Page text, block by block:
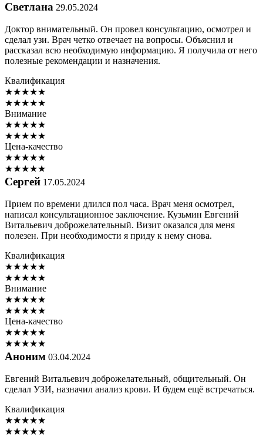
Светлана 29.05.2024
Доктор внимательный. Он провел консультацию, осмотрел и
сделал узи. Врач четко отвечает на вопросы. Объяснил и
рассказал всю необходимую информацию. Я получила от него
полезные рекомендации и назначения.
Квалификация
★★★★★
★★★★★
Внимание
★★★★★
★★★★★
Цена-качество
★★★★★
★★★★★
Сергей 17.05.2024
Прием по времени длился пол часа. Врач меня осмотрел,
написал консультационное заключение. Кузьмин Евгений
Витальевич доброжелательный. Визит оказался для меня
полезен. При необходимости я приду к нему снова.
Квалификация
★★★★★
★★★★★
Внимание
★★★★★
★★★★★
Цена-качество
★★★★★
★★★★★
Аноним 03.04.2024
Евгений Витальевич доброжелательный, общительный. Он
сделал УЗИ, назначил анализ крови. И будем ещё встречаться.
Квалификация
★★★★★
★★★★★